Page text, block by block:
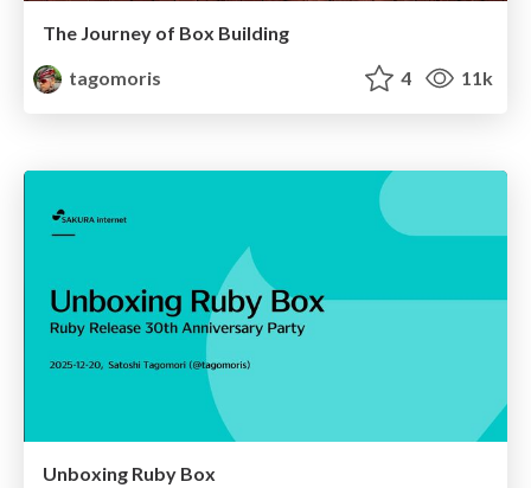
The Journey of Box Building
tagomoris
4 11k
Unboxing Ruby Box